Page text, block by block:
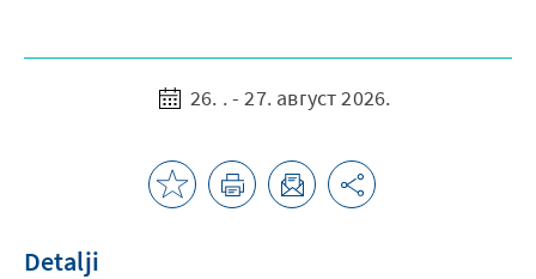
26. . - 27. август 2026.
Detalji